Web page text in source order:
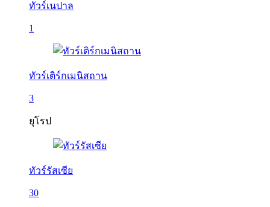
ทัวร์เนปาล
1
ทัวร์เติร์กเมนิสถาน
3
ยุโรป
ทัวร์รัสเซีย
30